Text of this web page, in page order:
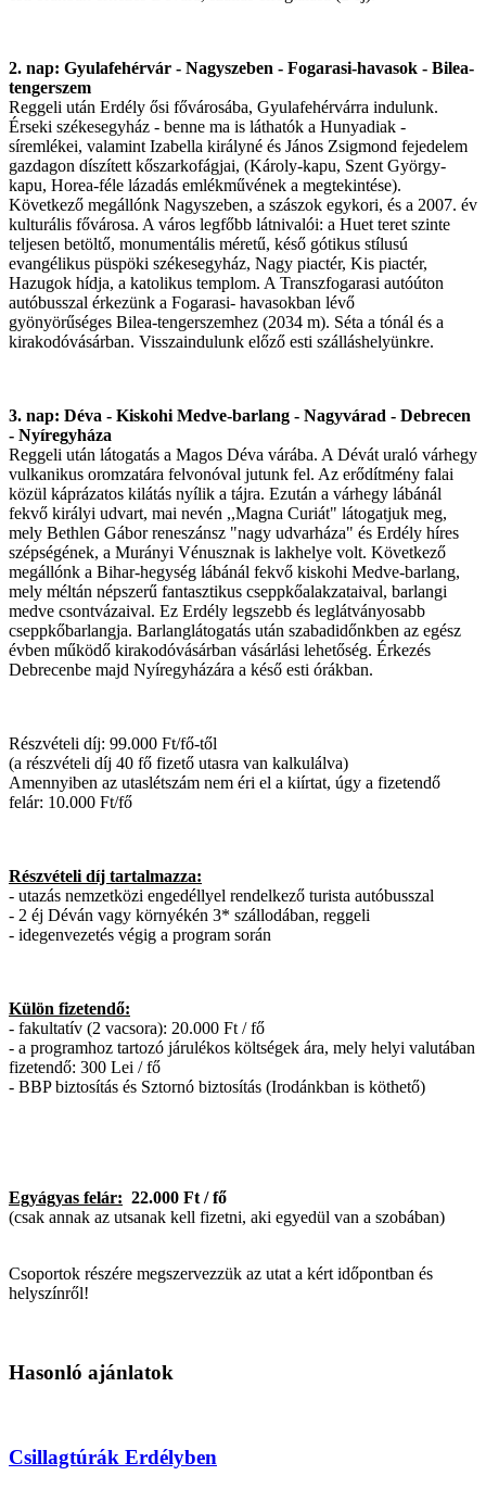
2. nap: Gyulafehérvár - Nagyszeben - Fogarasi-havasok - Bilea-
tengerszem
Reggeli után Erdély ősi fővárosába, Gyulafehérvárra indulunk.
Érseki székesegyház - benne ma is láthatók a Hunyadiak -
síremlékei, valamint Izabella királyné és János Zsigmond fejedelem
gazdagon díszített kőszarkofágjai, (Károly-kapu, Szent György-
kapu, Horea-féle lázadás emlékművének a megtekintése).
Következő megállónk Nagyszeben, a szászok egykori, és a 2007. év
kulturális fővárosa. A város legfőbb látnivalói: a Huet teret szinte
teljesen betöltő, monumentális méretű, késő gótikus stílusú
evangélikus püspöki székesegyház, Nagy piactér, Kis piactér,
Hazugok hídja, a katolikus templom. A Transzfogarasi autóúton
autóbusszal érkezünk a Fogarasi- havasokban lévő
gyönyörűséges Bilea-tengerszemhez (2034 m). Séta a tónál és a
kirakodóvásárban. Visszaindulunk előző esti szálláshelyünkre.
3. nap: Déva - Kiskohi Medve-barlang - Nagyvárad - Debrecen
- Nyíregyháza
Reggeli után látogatás a Magos Déva várába. A Dévát uraló várhegy
vulkanikus oromzatára felvonóval jutunk fel. Az erődítmény falai
közül káprázatos kilátás nyílik a tájra. Ezután a várhegy lábánál
fekvő királyi udvart, mai nevén ,,Magna Curiát" látogatjuk meg,
mely Bethlen Gábor reneszánsz "nagy udvarháza" és Erdély híres
szépségének, a Murányi Vénusznak is lakhelye volt. Következő
megállónk a Bihar-hegység lábánál fekvő kiskohi Medve-barlang,
mely méltán népszerű fantasztikus cseppkőalakzataival, barlangi
medve csontvázaival. Ez Erdély legszebb és leglátványosabb
cseppkőbarlangja. Barlanglátogatás után szabadidőnkben az egész
évben működő kirakodóvásárban vásárlási lehetőség. Érkezés
Debrecenbe majd Nyíregyházára a késő esti órákban.
Részvételi díj: 99.000 Ft/fő-től
(a részvételi díj 40 fő fizető utasra van kalkulálva)
Amennyiben az utaslétszám nem éri el a kiírtat, úgy a fizetendő
felár: 10.000 Ft/fő
Részvételi díj tartalmazza:
- utazás nemzetközi engedéllyel rendelkező turista autóbusszal
- 2 éj Déván vagy környékén 3* szállodában, reggeli
- idegenvezetés végig a program során
Külön fizetendő:
- fakultatív (2 vacsora): 20.000 Ft / fő
- a programhoz tartozó járulékos költségek ára, mely helyi valutában
fizetendő: 300 Lei / fő
- BBP biztosítás és Sztornó biztosítás (Irodánkban is köthető)
Egyágyas felár: 22.000 Ft / fő
(csak annak az utsanak kell fizetni, aki egyedül van a szobában)
Csoportok részére megszervezzük az utat a kért időpontban és
helyszínről!
Hasonló ajánlatok
Csillagtúrák Erdélyben